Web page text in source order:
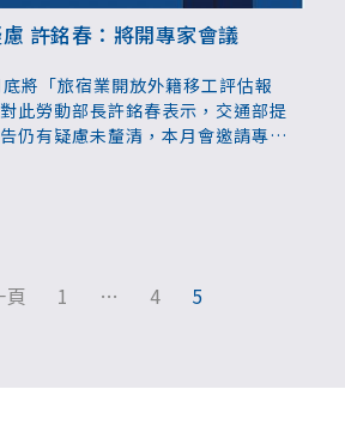
許銘春：將開專家會議
將「旅宿業開放外籍移工評估報
此勞動部長許銘春表示，交通部提
仍有疑慮未釐清，本月會邀請專家
適合的情況下，還是以本國優先。
頁 1 … 4 5